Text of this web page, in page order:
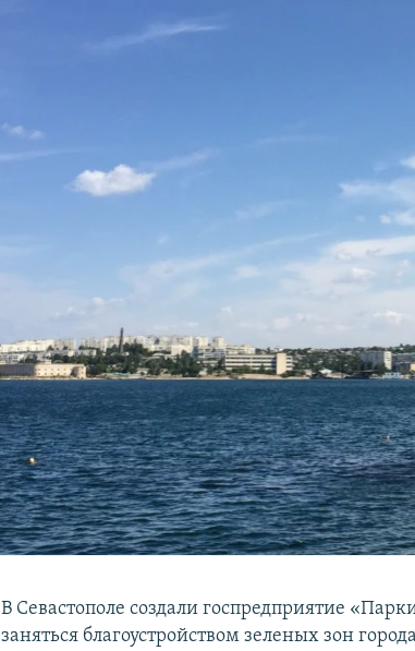
В Севастополе создали госпредприятие
заняться благоустройством зеленых зон